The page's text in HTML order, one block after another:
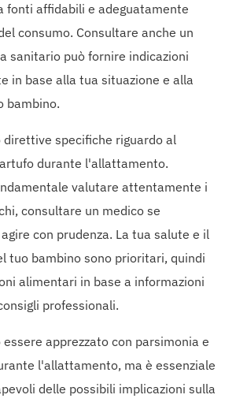
fonti affidabili e adeguatamente
consumo. Consultare anche un
sanitario può fornire indicazioni
in base alla tua situazione e alla
bambino.
direttive specifiche riguardo al
durante l'allattamento.
valutare attentamente i
consultare un medico se
con prudenza. La tua salute e il
tuo bambino sono prioritari, quindi
alimentari in base a informazioni
professionali.
apprezzato con parsimonia e
l'allattamento, ma è essenziale
delle possibili implicazioni sulla